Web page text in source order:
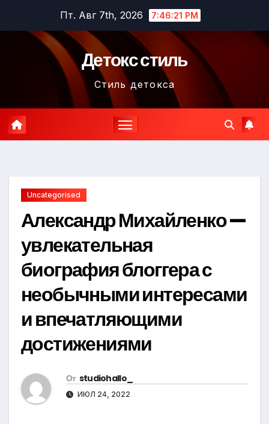
содержимому
Пт. Авг 7th, 2026 7:46:22 PM
Детокс стиль
Стиль детокса
Uncategorised
Александр Михайленко —
увлекательная
биография блоггера с
необычными интересами
и впечатляющими
достижениями
От studiohallo_
ИЮЛ 24, 2022